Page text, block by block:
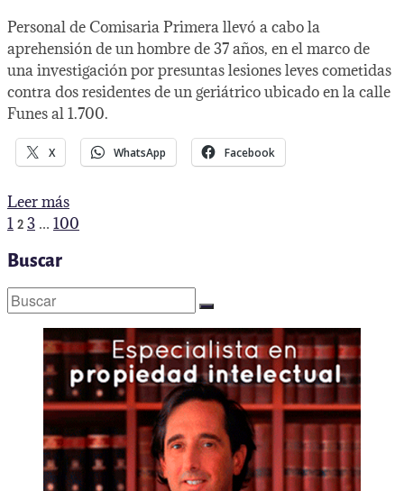
Personal de Comisaria Primera llevó a cabo la
aprehensión de un hombre de 37 años, en el marco de
una investigación por presuntas lesiones leves cometidas
contra dos residentes de un geriátrico ubicado en la calle
Funes al 1.700.
X WhatsApp Facebook
Leer másFue
aprehendido
el
por
agredir
a
adultas
mayores
Paginación
entradas
Página
Página
1 Página
2 Página
3 … Página
100
Buscar
Buscar